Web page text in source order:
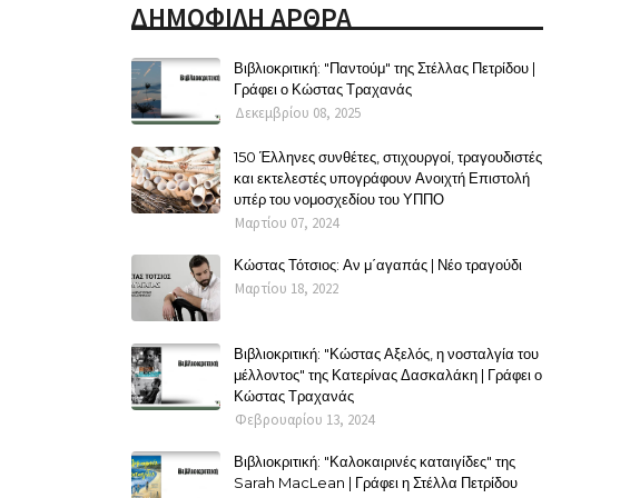
ΔΗΜΟΦΙΛΗ ΑΡΘΡΑ
Βιβλιοκριτική: "Παντούμ" της Στέλλας Πετρίδου |
Γράφει ο Κώστας Τραχανάς
Δεκεμβρίου 08, 2025
150 Έλληνες συνθέτες, στιχουργοί, τραγουδιστές
και εκτελεστές υπογράφουν Ανοιχτή Επιστολή
υπέρ του νομοσχεδίου του ΥΠΠΟ
Μαρτίου 07, 2024
Κώστας Τότσιος: Αν μ΄αγαπάς | Νέο τραγούδι
Μαρτίου 18, 2022
Βιβλιοκριτική: "Κώστας Αξελός, η νοσταλγία του
μέλλοντος" της Κατερίνας Δασκαλάκη | Γράφει ο
Κώστας Τραχανάς
Φεβρουαρίου 13, 2024
Βιβλιοκριτική: "Καλοκαιρινές καταιγίδες" της
Sarah MacLean | Γράφει η Στέλλα Πετρίδου